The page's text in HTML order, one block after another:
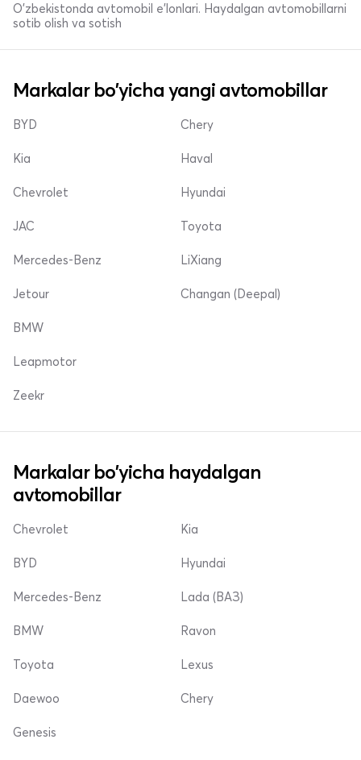
O'zbekistonda avtomobil e’lonlari. Haydalgan avtomobillarni
sotib olish va sotish
Markalar bo'yicha yangi avtomobillar
BYD
Kia
Chevrolet
Chery
Haval
Hyundai
JAC
Mercedes-Benz
Jetour
Toyota
LiXiang
Changan (Deepal)
BMW
Leapmotor
Zeekr
Markalar bo'yicha haydalgan
avtomobillar
Chevrolet
BYD
Mercedes-Benz
Kia
Hyundai
Lada (ВАЗ)
BMW
Toyota
Daewoo
Ravon
Lexus
Chery
Genesis